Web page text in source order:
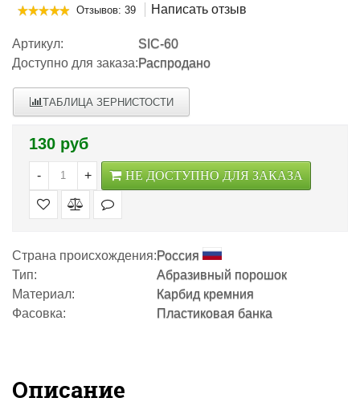
Отзывов: 39 Написать отзыв
Артикул:
SIC-60
Доступно для заказа: Распродано
ТАБЛИЦА ЗЕРНИСТОСТИ
130 руб
- + НЕ ДОСТУПНО ДЛЯ ЗАКАЗА
Страна происхождения: Россия
Тип:
Абразивный порошок
Материал:
Карбид кремния
Фасовка:
Пластиковая банка
Описание